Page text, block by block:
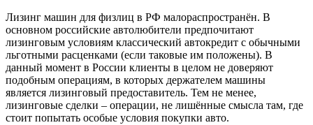
Лизинг машин для физлиц в РФ малораспространён. В
основном российские автолюбители предпочитают
лизинговым условиям классический автокредит с обычными
льготными расценками (если таковые им положены). В
данный момент в России клиенты в целом не доверяют
подобным операциям, в которых держателем машины
является лизинговый предоставитель. Тем не менее,
лизинговые сделки – операции, не лишённые смысла там, где
стоит попытать особые условия покупки авто.